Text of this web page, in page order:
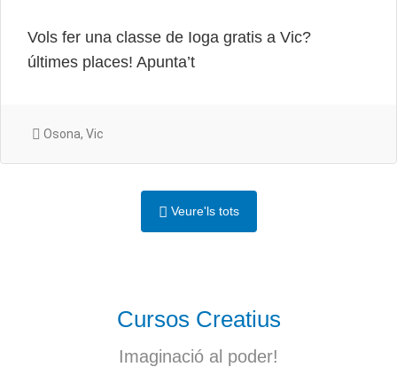
Vols fer una classe de Ioga gratis a Vic?
últimes places! Apunta’t
Osona, Vic
Veure'ls tots
Cursos Creatius
Imaginació al poder!